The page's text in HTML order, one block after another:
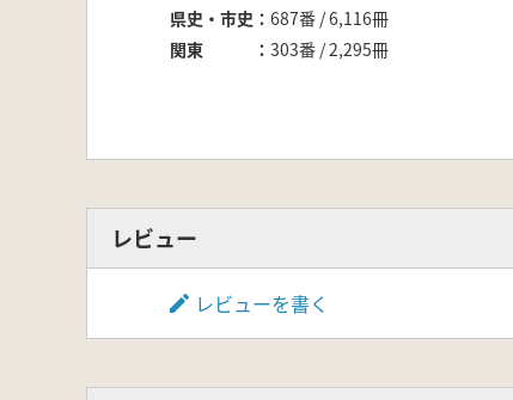
県史・市史
687番 / 6,116冊
関東
303番 / 2,295冊
レビュー
レビューを書く